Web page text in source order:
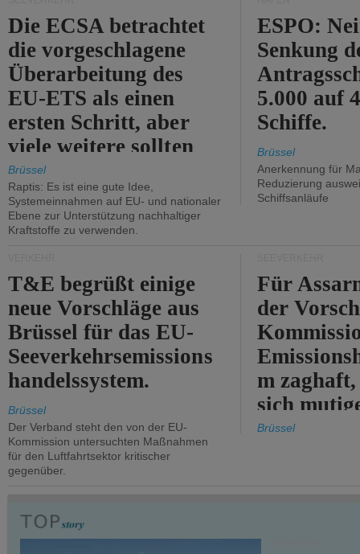
Die ECSA betrachtet
die vorgeschlagene
Überarbeitung des
EU-ETS als einen
ersten Schritt, aber
viele weitere sollten
folgen.
Brüssel
Raptis: Es ist eine gute Idee,
Systemeinnahmen auf EU- und nationaler
Ebene zur Unterstützung nachhaltiger
Kraftstoffe zu verwenden.
ESPO:
Senkung
5.000 auf
Schiffe.
Brüssel
Anerkennung für
Reduzierung
Schiffsanläufe
T&E begrüßt einige
neue Vorschläge aus
Brüssel für das EU-
Seeverkehrsemissions
handelssystem.
Brüssel
Der Verband steht den von der EU-
Kommission untersuchten Maßnahmen
für den Luftfahrtsektor kritischer
gegenüber.
Für
der
m
sich
Brüssel